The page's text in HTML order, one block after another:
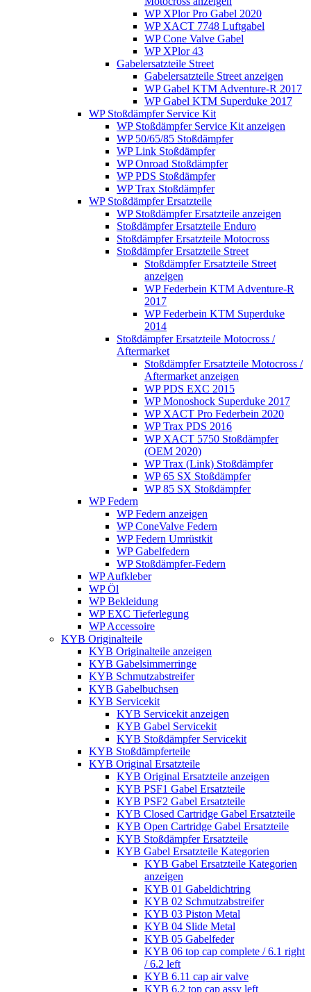
WP XPlor Pro Gabel 2020
WP XACT 7748 Luftgabel
WP Cone Valve Gabel
WP XPlor 43
Gabelersatzteile Street
Gabelersatzteile Street anzeigen
WP Gabel KTM Adventure-R 2017
WP Gabel KTM Superduke 2017
WP Stoßdämpfer Service Kit
WP Stoßdämpfer Service Kit anzeigen
WP 50/65/85 Stoßdämpfer
WP Link Stoßdämpfer
WP Onroad Stoßdämpfer
WP PDS Stoßdämpfer
WP Trax Stoßdämpfer
WP Stoßdämpfer Ersatzteile
WP Stoßdämpfer Ersatzteile anzeigen
Stoßdämpfer Ersatzteile Enduro
Stoßdämpfer Ersatzteile Motocross
Stoßdämpfer Ersatzteile Street
Stoßdämpfer Ersatzteile Street
anzeigen
WP Federbein KTM Adventure-R
2017
WP Federbein KTM Superduke
2014
Stoßdämpfer Ersatzteile Motocross /
Aftermarket
Stoßdämpfer Ersatzteile Motocross /
Aftermarket anzeigen
WP PDS EXC 2015
WP Monoshock Superduke 2017
WP XACT Pro Federbein 2020
WP Trax PDS 2016
WP XACT 5750 Stoßdämpfer
(OEM 2020)
WP Trax (Link) Stoßdämpfer
WP 65 SX Stoßdämpfer
WP 85 SX Stoßdämpfer
WP Federn
WP Federn anzeigen
WP ConeValve Federn
WP Federn Umrüstkit
WP Gabelfedern
WP Stoßdämpfer-Federn
WP Aufkleber
WP Öl
WP Bekleidung
WP EXC Tieferlegung
WP Accessoire
KYB Originalteile
KYB Originalteile anzeigen
KYB Gabelsimmerringe
KYB Schmutzabstreifer
KYB Gabelbuchsen
KYB Servicekit
KYB Servicekit anzeigen
KYB Gabel Servicekit
KYB Stoßdämpfer Servicekit
KYB Stoßdämpferteile
KYB Original Ersatzteile
KYB Original Ersatzteile anzeigen
KYB PSF1 Gabel Ersatzteile
KYB PSF2 Gabel Ersatzteile
KYB Closed Cartridge Gabel Ersatzteile
KYB Open Cartridge Gabel Ersatzteile
KYB Stoßdämpfer Ersatzteile
KYB Gabel Ersatzteile Kategorien
KYB Gabel Ersatzteile Kategorien
anzeigen
KYB 01 Gabeldichtring
KYB 02 Schmutzabstreifer
KYB 03 Piston Metal
KYB 04 Slide Metal
KYB 05 Gabelfeder
KYB 06 top cap complete / 6.1 right
/ 6.2 left
KYB 6.11 cap air valve
KYB 6.2 top cap assy left